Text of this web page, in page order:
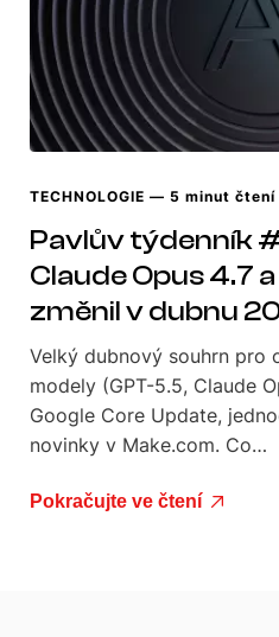
TECHNOLOGIE — 5 minut čtení
Pavlův týdenník
Claude Opus 4.7
změnil v dubnu
Velký dubnový souhrn pro
modely (GPT-5.5, Claude
Google Core Update,
novinky v Make.com. Co…
Pokračujte ve čtení